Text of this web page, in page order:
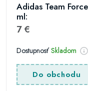
Adidas Team
ml:
7 €
Dostupnosť Skladom
Do obchodu